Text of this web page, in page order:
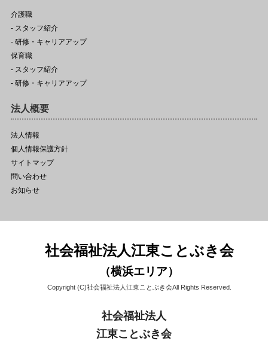
介護職
- スタッフ紹介
- 研修・キャリアアップ
保育職
- スタッフ紹介
- 研修・キャリアアップ
法人概要
法人情報
個人情報保護方針
サイトマップ
問い合わせ
お知らせ
社会福祉法人江東ことぶき会
（横浜エリア）
Copyright (C)社会福祉法人江東ことぶき会All Rights Reserved.
社会福祉法人
江東ことぶき会